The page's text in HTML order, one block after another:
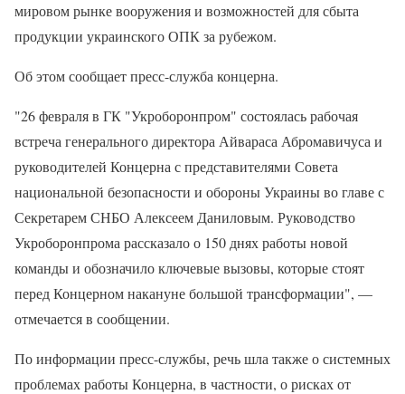
мировом рынке вооружения и возможностей для сбыта
продукции украинского ОПК за рубежом.
Об этом сообщает пресс-служба концерна.
"26 февраля в ГК "Укроборонпром" состоялась рабочая
встреча генерального директора Айвараса Абромавичуса и
руководителей Концерна с представителями Совета
национальной безопасности и обороны Украины во главе с
Секретарем СНБО Алексеем Даниловым. Руководство
Укроборонпрома рассказало о 150 днях работы новой
команды и обозначило ключевые вызовы, которые стоят
перед Концерном накануне большой трансформации", —
отмечается в сообщении.
По информации пресс-службы, речь шла также о системных
проблемах работы Концерна, в частности, о рисках от